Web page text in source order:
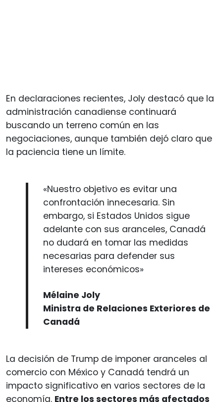
En declaraciones recientes, Joly destacó que la
administración canadiense continuará
buscando un terreno común en las
negociaciones, aunque también dejó claro que
la paciencia tiene un límite.
«Nuestro objetivo es evitar una
confrontación innecesaria. Sin
embargo, si Estados Unidos sigue
adelante con sus aranceles, Canadá
no dudará en tomar las medidas
necesarias para defender sus
intereses económicos»
Mélaine Joly
Ministra de Relaciones Exteriores de
Canadá
La decisión de Trump de imponer aranceles al
comercio con México y Canadá tendrá un
impacto significativo en varios sectores de la
economía. Entre los sectores más afectados